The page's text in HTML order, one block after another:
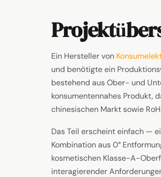
Ein Hersteller von
und benötigte ein
bestehend aus Ober- und
konsumentennahes Produkt,
chinesischen Markt sowie
Das Teil erscheint einfach —
Kombination aus 0°
kosmetischen Klasse-A-
interagierender